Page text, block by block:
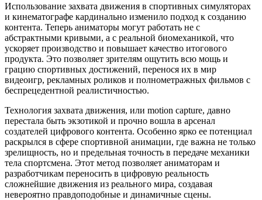
Использование захвата движения в спортивных симуляторах
и кинематографе кардинально изменило подход к созданию
контента. Теперь аниматоры могут работать не с
абстрактными кривыми, а с реальной биомеханикой, что
ускоряет производство и повышает качество итогового
продукта. Это позволяет зрителям ощутить всю мощь и
грацию спортивных достижений, перенося их в мир
видеоигр, рекламных роликов и полнометражных фильмов с
беспрецедентной реалистичностью.
Технология захвата движения, или motion capture, давно
перестала быть экзотикой и прочно вошла в арсенал
создателей цифрового контента. Особенно ярко ее потенциал
раскрылся в сфере спортивной анимации, где важна не только
зрелищность, но и предельная точность в передаче механики
тела спортсмена. Этот метод позволяет аниматорам и
разработчикам переносить в цифровую реальность
сложнейшие движения из реального мира, создавая
невероятно правдоподобные и динамичные сцены.